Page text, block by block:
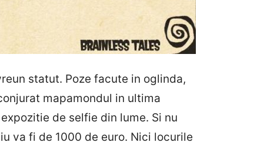
statut. Poze facute in oglinda,
mapamondul in ultima
de selfie din lume. Si nu
va fi de 1000 de euro. Nici locurile